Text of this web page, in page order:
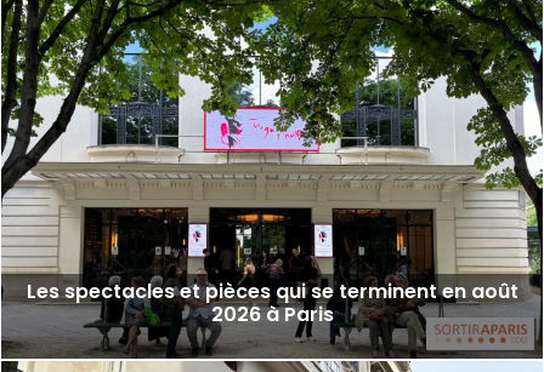
Les spectacles et pièces qui se terminent en août
2026 à Paris